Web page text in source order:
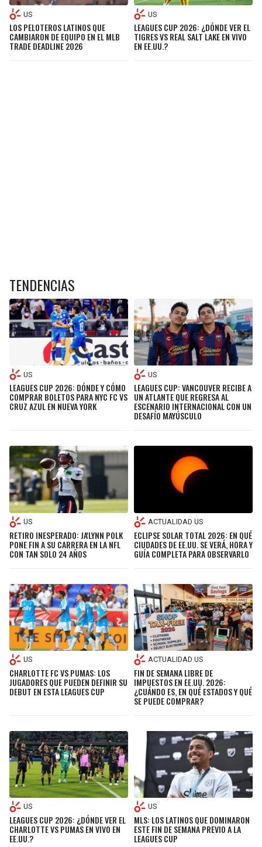
US
LOS PELOTEROS LATINOS QUE
CAMBIARON DE EQUIPO EN EL MLB
TRADE DEADLINE 2026
US
LEAGUES CUP 2026: ¿DÓNDE VER EL
TIGRES VS REAL SALT LAKE EN VIVO
EN EE.UU.?
TENDENCIAS
US
LEAGUES CUP 2026: DÓNDE Y CÓMO
COMPRAR BOLETOS PARA NYC FC VS
CRUZ AZUL EN NUEVA YORK
US
LEAGUES CUP: VANCOUVER RECIBE A
UN ATLANTE QUE REGRESA AL
ESCENARIO INTERNACIONAL CON UN
DESAFÍO MAYÚSCULO
US
RETIRO INESPERADO: JA'LYNN POLK
PONE FIN A SU CARRERA EN LA NFL
CON TAN SOLO 24 AÑOS
ACTUALIDAD US
ECLIPSE SOLAR TOTAL 2026: EN QUÉ
CIUDADES DE EE.UU. SE VERÁ, HORA Y
GUÍA COMPLETA PARA OBSERVARLO
US
CHARLOTTE FC VS PUMAS: LOS
JUGADORES QUE PUEDEN DEFINIR SU
DEBUT EN ESTA LEAGUES CUP
ACTUALIDAD US
FIN DE SEMANA LIBRE DE
IMPUESTOS EN EE.UU. 2026:
¿CUÁNDO ES, EN QUÉ ESTADOS Y QUÉ
SE PUEDE COMPRAR?
US
LEAGUES CUP 2026: ¿DÓNDE VER EL
CHARLOTTE VS PUMAS EN VIVO EN
EE.UU.?
US
MLS: LOS LATINOS QUE DOMINARON
ESTE FIN DE SEMANA PREVIO A LA
LEAGUES CUP